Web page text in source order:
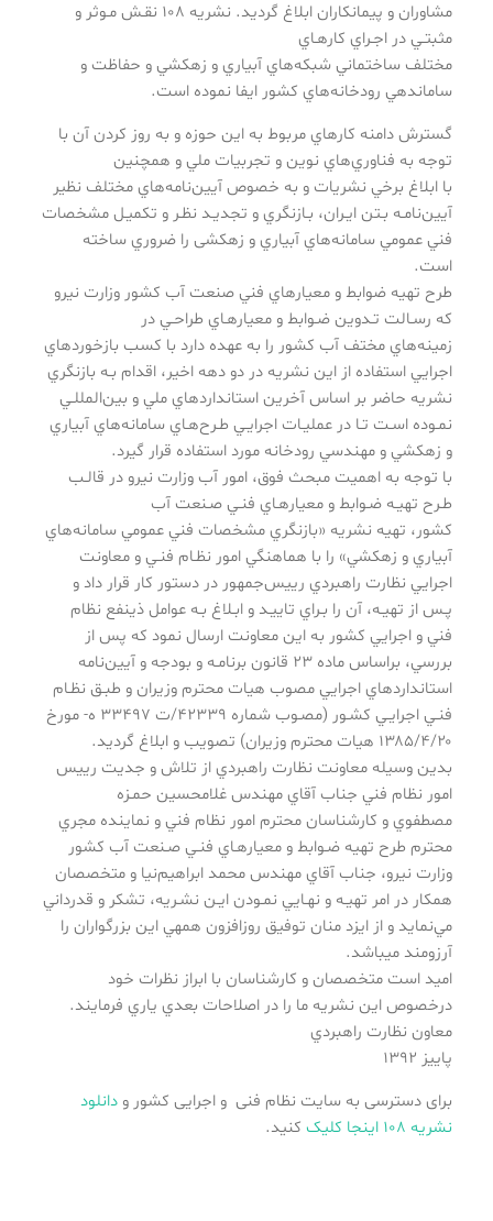
مشاوران و پیمانكاران ابلاغ گردید. نشريه ۱۰۸ نقـش مـوثر و
مثبتـي در اجـراي كارهـاي
مختلف ساختماني شبكه‌هاي آبياري و زهكشي و حفاظت و
ساماندهي رودخانه‌هاي كشور ايفا نموده است.
گسترش دامنه كارهاي مربوط به اين حوزه و به روز كردن آن با
توجه به فناوري‌هاي نوين و تجربيات ملي و همچنين
با ابلاغ برخي نشريات و به خصوص آيين‌نامه‌هاي مختلف نظير
آيين‌نامـه بـتن ايـران، بـازنگري و تجديـد نظـر و تكميـل مشخصات
فني عمومي سامانه‌هاي آبياري و زهكشی را ضروري ساخته
است.
طرح تهيه ضوابط و معيارهاي فني صنعت آب كشور وزارت نيرو
كه رسـالت تـدوين ضـوابط و معيارهـاي طراحـي در
زمينه‌هاي مختف آب كشور را به عهده دارد با كسب بازخوردهاي
اجرايي استفاده از اين نشريه در دو دهه اخير، اقدام بـه بازنگري
نشريه حاضر بر اساس آخرين استانداردهاي ملي و بين‌المللـي
نمـوده اسـت تـا در عمليـات اجرايـي طـرح‌هـاي سامانه‌هاي آبياري
و زهكشي و مهندسي رودخانه مورد استفاده قرار گيرد.
با توجه به اهميت مبحث فوق، امور آب وزارت نيرو در قالـب
طـرح تهيـه ضـوابط و معيارهـاي فنـي صـنعت آب
كشور، تهيه نشريه «بازنگري مشخصات فني عمومي سامانه‌هاي
آبياري و زهكشي» را با هماهنگي امور نظـام فنـي و معاونت
اجرايي نظارت راهبردي رييس‌جمهور در دستور كار قرار داد و
پـس از تهيـه، آن را بـراي تاييـد و ابـلاغ بـه عوامل ذينفع نظام
فني و اجرايي كشور به اين معاونت ارسال نمود كه پس از
بررسي، براساس ماده ۲۳ قانون برنامـه و بودجه و آيين‌نامه
استانداردهاي اجرايي مصوب هيات محترم وزيران و طبـق نظـام
فنـي اجرايـي كشـور (مصـوب شماره ۴۲۳۳۹/ت ۳۳۴۹۷ ه- مورخ
۱۳۸۵/۴/۲۰ هيات محترم وزيران) تصويب و ابلاغ گرديد.
بدين وسيله معاونت نظارت راهبردي از تلاش و جديت رييس
امور نظام فني جناب آقاي مهندس غلامحسين حمـزه
مصطفوي و كارشناسان محترم امور نظام فني و نماينده مجري
محترم طرح تهيه ضـوابط و معيارهـاي فنـي صـنعت آب كشور
وزارت نيرو، جناب آقاي مهندس محمد ابراهيم‌نيا و متخصصان
همكار در امر تهيـه و نهـايي نمـودن ايـن نشـريه، تشكر و قدرداني
مي‌نمايد و از ايزد منان توفيق روزافزون همهي اين بزرگواران را
آرزومند ميباشد.
اميد است متخصصان و كارشناسان با ابراز نظرات خود
درخصوص اين نشريه ما را در اصلاحات بعدي ياري فرمايند.
معاون نظارت راهبردي
پاييز ۱۳۹۲
برای دسترسی به سایت نظام فنی و اجرایی کشور ودانلود
نشریه ۱۰۸ اینجا کلیک
کنید.